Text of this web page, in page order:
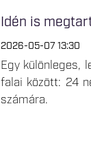
Idén is
2026-05-07 13:30
Egy különleges,
falai között: 24
számára.